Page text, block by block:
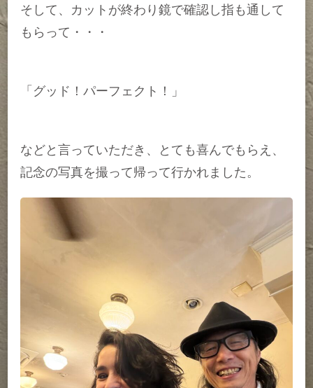
そして、カットが終わり鏡で確認し指も通して
もらって・・・
「グッド！パーフェクト！」
などと言っていただき、とても喜んでもらえ、
記念の写真を撮って帰って行かれました。